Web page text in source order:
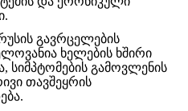
გავრცელების
ხელების ხშირი
სიმპტომების გამოვლენის
თავშეყრის